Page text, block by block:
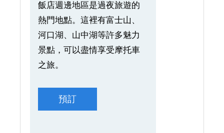
飯店週邊地區是過夜旅遊的
熱門地點。這裡有富士山、
河口湖、山中湖等許多魅力
景點，可以盡情享受摩托車
之旅。
預訂